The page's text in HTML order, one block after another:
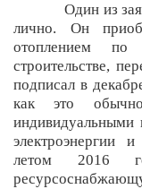
Один из
лично. Он
отоплением
строительстве,
подписал в
как это
индивидуальными
электроэнергии
летом 2016